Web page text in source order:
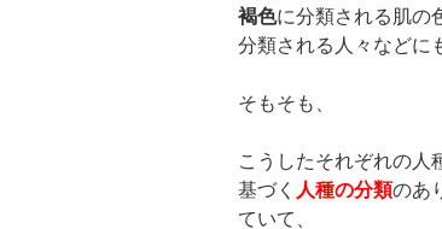
褐色に分類される肌の
分類される人々などに
そもそも、
こうしたそれぞれの人
基づく 人種の分類のあ
ていて、